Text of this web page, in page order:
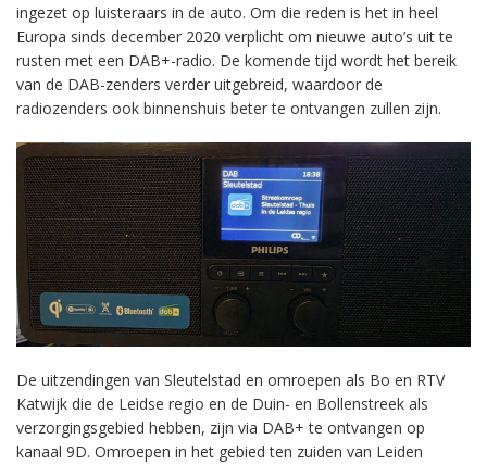
ingezet op luisteraars in de auto. Om die reden is het in heel
Europa sinds december 2020 verplicht om nieuwe auto’s uit te
rusten met een DAB+-radio. De komende tijd wordt het bereik
van de DAB-zenders verder uitgebreid, waardoor de
radiozenders ook binnenshuis beter te ontvangen zullen zijn.
De uitzendingen van Sleutelstad en omroepen als Bo en RTV
Katwijk die de Leidse regio en de Duin- en Bollenstreek als
verzorgingsgebied hebben, zijn via DAB+ te ontvangen op
kanaal 9D. Omroepen in het gebied ten zuiden van Leiden